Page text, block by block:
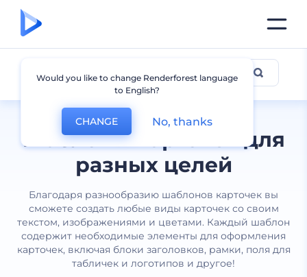
Шаблоны карточек для
разных целей
Благодаря разнообразию шаблонов карточек вы
сможете создать любые виды карточек со своим
текстом, изображениями и цветами. Каждый шаблон
содержит необходимые элементы для оформления
карточек, включая блоки заголовков, рамки, поля для
табличек и логотипов и другое!
Карточки
Would you like to change Renderforest language
to English?
CHANGE No, thanks